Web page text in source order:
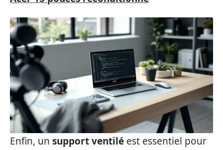
Enfin, un support ventilé est essentiel pour